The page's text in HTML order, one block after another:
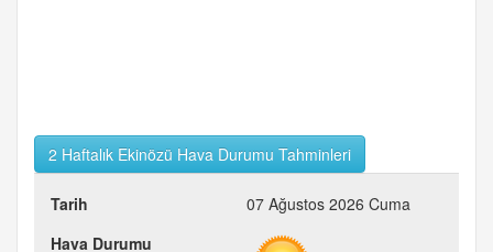
2 Haftalık Ekinözü Hava Durumu Tahminleri
07 Ağustos 2026 Cuma